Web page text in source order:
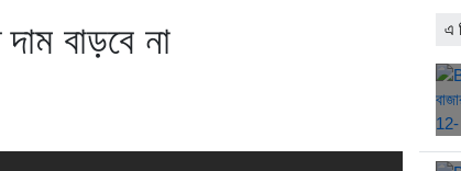
বাড়বে না এ